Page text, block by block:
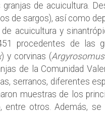
de acuicultura.
de sargos), así como
acuicultura y
procedentes de las
) y corvinas (
de la Comunidad
serranos, diferentes
muestras de los
entre otros. Además,